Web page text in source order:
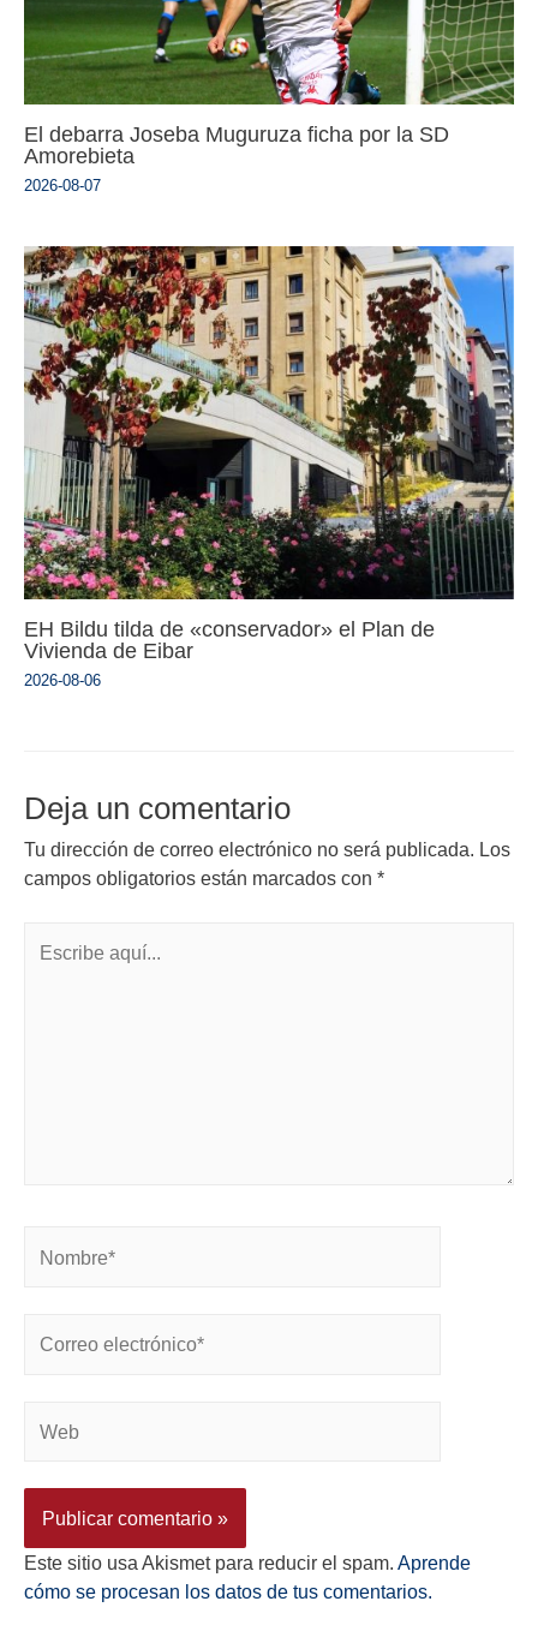
El debarra Joseba Muguruza ficha por la SD
Amorebieta
2026-08-07
EH Bildu tilda de «conservador» el Plan de
Vivienda de Eibar
2026-08-06
Deja un comentario
Tu dirección de correo electrónico no será publicada. Los
campos obligatorios están marcados con *
Este sitio usa Akismet para reducir el spam. Aprende
cómo se procesan los datos de tus comentarios.